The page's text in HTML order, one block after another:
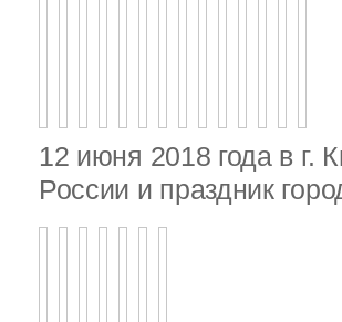
12 июня 2018 года в г.
России и праздник